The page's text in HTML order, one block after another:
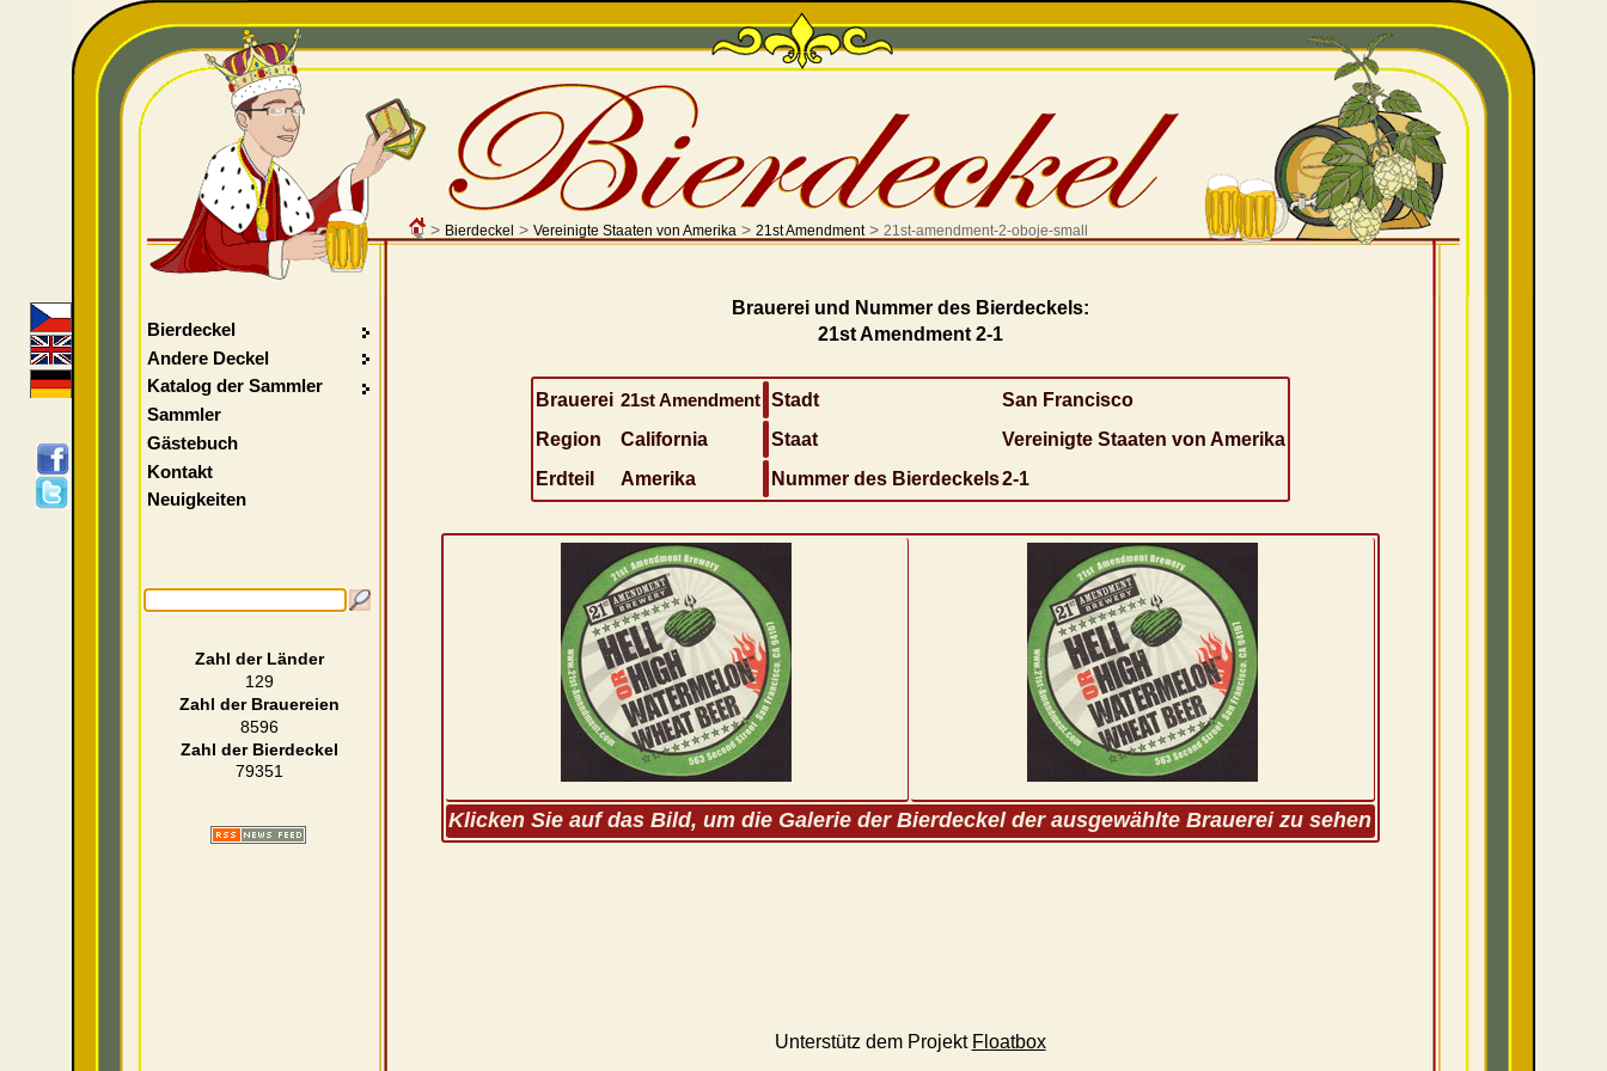
> Bierdeckel > Vereinigte Staaten von Amerika> 21st Amendment> 21st-amendment-2-oboje-small
Brauerei und Nummer des Bierdeckels:
21st Amendment 2-1
Brauerei 21st Amendment Stadt
San Francisco
Region
California Staat
Vereinigte Staaten von Amerika
Erdteil
Amerika Nummer des Bierdeckels2-1
Klicken Sie auf das Bild, um die Galerie der Bierdeckel der ausgewählte Brauerei zu sehen
Unterstütz dem Projekt Floatbox
Bierdeckel
Andere Deckel
Katalog der Sammler
Sammler
Gästebuch
Kontakt
Neuigkeiten
Zahl der Länder
129
Zahl der Brauereien
8596
Zahl der Bierdeckel
79351